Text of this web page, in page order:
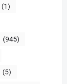
(1)
(945)
(5)